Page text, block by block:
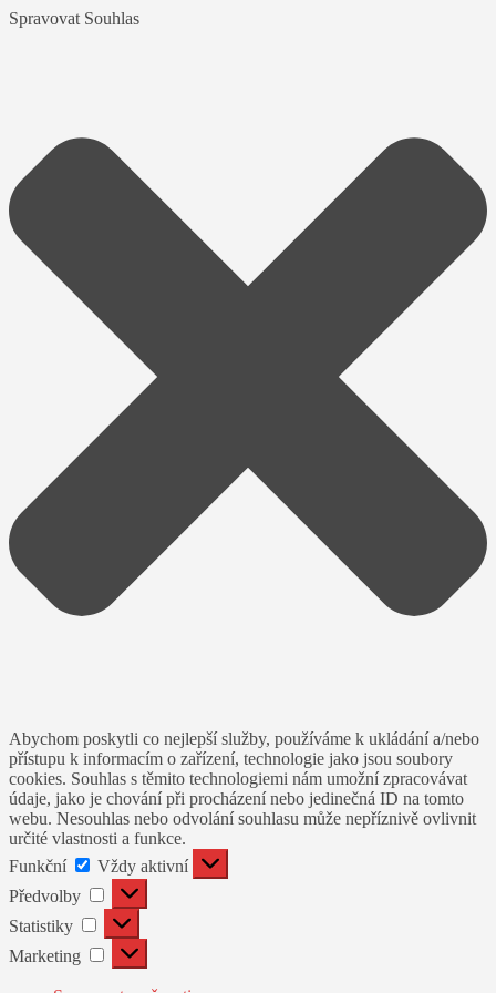
Spravovat Souhlas
Abychom poskytli co nejlepší služby, používáme k ukládání a/nebo
přístupu k informacím o zařízení, technologie jako jsou soubory
cookies. Souhlas s těmito technologiemi nám umožní zpracovávat
údaje, jako je chování při procházení nebo jedinečná ID na tomto
webu. Nesouhlas nebo odvolání souhlasu může nepříznivě ovlivnit
určité vlastnosti a funkce.
Funkční
Funkční
Vždy aktivní
Předvolby
Předvolby
Statistiky Statistiky
Marketing Marketing